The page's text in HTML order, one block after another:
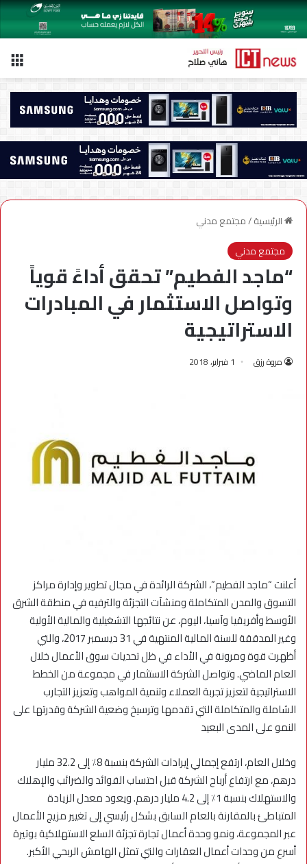
الرئيسية/مجتمع مدني
مجتمع مدني
“ماجد الفطيم” تحقق أداءً قوياً
وتواصل الاستثمار في المبادرات
الاستراتيجية
مروة رزق 1 فبراير، 2018
أعلنت “ماجد الفطيم”، الشركة الرائدة في مجال تطوير وإدارة مراكز
التسوق والمدن المتكاملة ومنشآت التجزئة والترفيه في منطقة الشرق
الأوسط وأفريقيا وآسيا، اليوم، عن نتائجها التشغيلية والمالية الأولية
وغير المدققة للسنة المالية المنتهية في 31 ديسمبر 2017، والتي
أظهرت قوة ومرونة في الأداء في ظل تحديات سوق الأعمال خلال
العام الماضي. وتواصل الشركة الاستثمار في مجموعة من الخطط
الاستراتيجية لتعزيز تجربة العملاء وتنمية المواهب وتعزيز التجارب
الشاملة والمتكاملة التي تقدمها وترسيخ وضعية الشركة وقدرتها على
النمو على المدى البعيد
وخلال العام، ارتفع إجمالي إيرادات الشركة بنسبة 8٪ إلى 32.2 مليار
درهم، مع ارتفاع أرباح الشركة قبل احتساب الفوائد والضرائب والإهلاك
والاستهلاك بنسبة 1٪ إلى 4.2 مليار درهم. ويعود معدل الزيادة
المتباطئ بالمقارنة بالعام السابق بشكل رئيسي إلى تغيير مزيج الأعمال
عبر المجموعة، ونمو وحدة أعمال تجارة تجزئة السلع الاستهلاكية بوتيرة
أسرع من وحدات أعمال العقارات والتي تمثل الهامش الربحي الأكبر.